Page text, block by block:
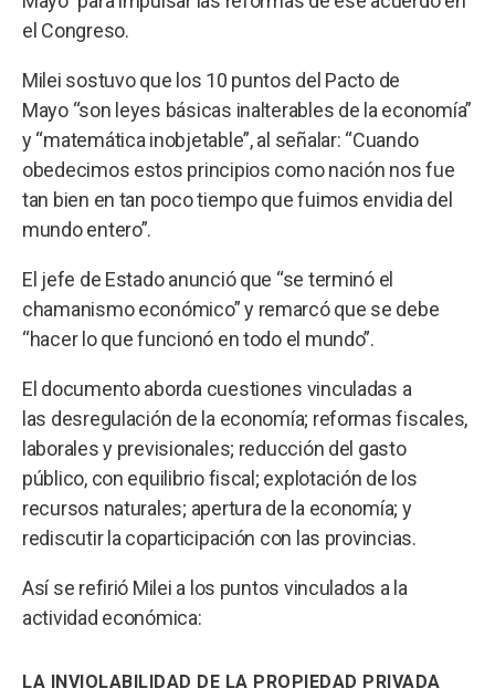
el Congreso.
Milei sostuvo que los 10 puntos del Pacto de
Mayo “son leyes básicas inalterables de la economía”
y “matemática inobjetable”, al señalar: “Cuando
obedecimos estos principios como nación nos fue
tan bien en tan poco tiempo que fuimos envidia del
mundo entero”.
El jefe de Estado anunció que “se terminó el
chamanismo económico” y remarcó que se debe
“hacer lo que funcionó en todo el mundo”.
El documento aborda cuestiones vinculadas a
las desregulación de la economía; reformas fiscales,
laborales y previsionales; reducción del gasto
público, con equilibrio fiscal; explotación de los
recursos naturales; apertura de la economía; y
rediscutir la coparticipación con las provincias.
Así se refirió Milei a los puntos vinculados a la
actividad económica:
LA INVIOLABILIDAD DE LA PROPIEDAD PRIVADA